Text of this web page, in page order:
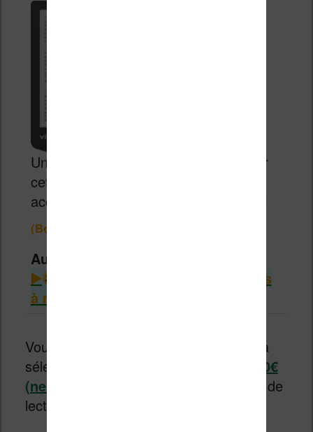
Un excellent rapport qualité / prix pour
cette liseuse de 6 pouces très
accessible.
129,99€
(Boulanger)
Autres infos intéressantes
Consulter le guide des liseuses
à moins de 100€
Vous pouvez aussi vous tourner vers la
sélection des
liseuses à moins de 100€
(neuves)
si vous cherchez un appareil de
lecture d’ebooks à prix contenu.